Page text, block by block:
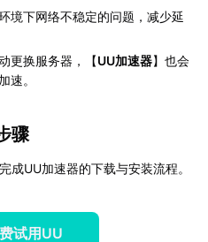
境下网络不稳定的问题，减少延
更换服务器，【UU加速器】也会
速。
骤
成UU加速器的下载与安装流程。
试用UU